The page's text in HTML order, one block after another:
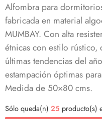
Alfombra para
fabricada en material
MUMBAY. Con alta
étnicas con estilo rústico,
últimas tendencias del
estampación óptimas
Medida de 50×80 cms.
Sólo queda(n) 25 producto(s)